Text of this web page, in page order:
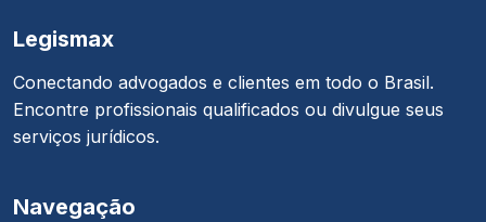
Legismax
Conectando advogados e clientes em todo o Brasil.
Encontre profissionais qualificados ou divulgue seus
serviços jurídicos.
Navegação